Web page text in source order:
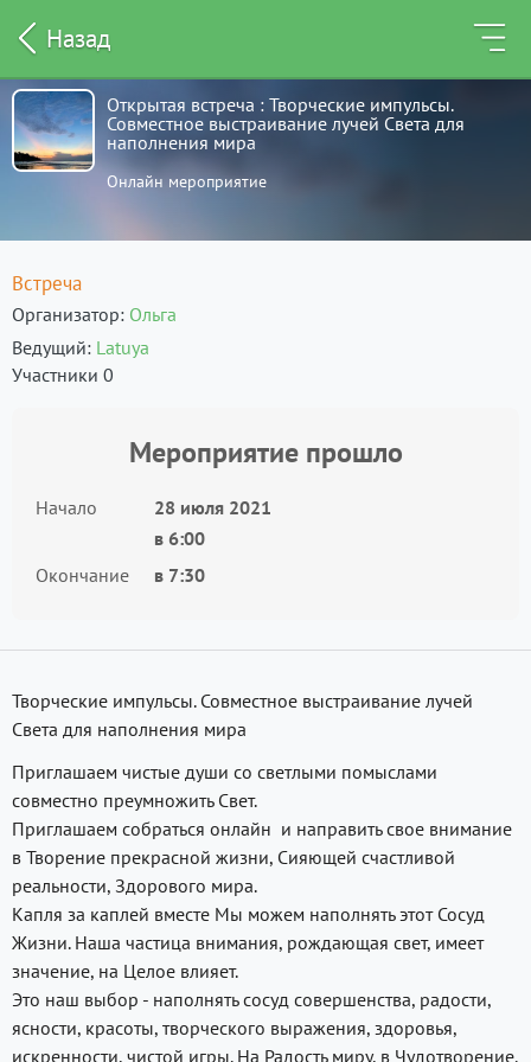
Назад
Открытая встреча : Творческие импульсы.
Совместное выстраивание лучей Света для
наполнения мира
Онлайн мероприятие
Встреча
Организатор Ольга
Ведущий Latuya
Участники 0
Мероприятие прошло
Начало
28 июля 2021
в 6:00
Окончание
в 7:30
Творческие импульсы. Совместное выстраивание лучей
Света для наполнения мира
Приглашаем чистые души со светлыми помыслами
совместно преумножить Свет.
Приглашаем собраться онлайн и направить свое внимание
в Творение прекрасной жизни, Сияющей счастливой
реальности, Здорового мира.
Капля за каплей вместе Мы можем наполнять этот Сосуд
Жизни. Наша частица внимания, рождающая свет, имеет
значение, на Целое влияет.
Это наш выбор - наполнять сосуд совершенства, радости,
ясности, красоты, творческого выражения, здоровья,
искренности, чистой игры. На Радость миру, в Чудотворение.